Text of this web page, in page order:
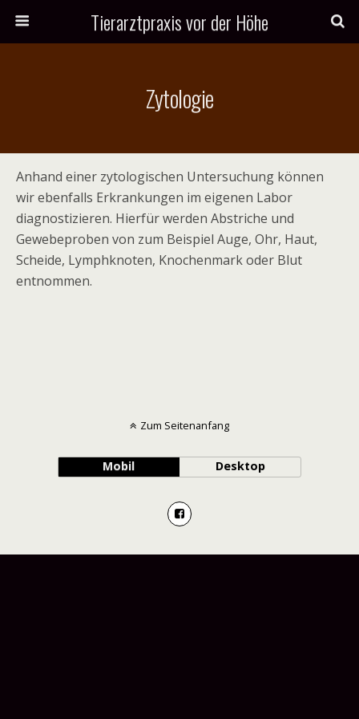
Tierarztpraxis vor der Höhe
Zytologie
Anhand einer zytologischen Untersuchung können
wir ebenfalls Erkrankungen im eigenen Labor
diagnostizieren. Hierfür werden Abstriche und
Gewebeproben von zum Beispiel Auge, Ohr, Haut,
Scheide, Lymphknoten, Knochenmark oder Blut
entnommen.
Zum Seitenanfang
Mobil Desktop